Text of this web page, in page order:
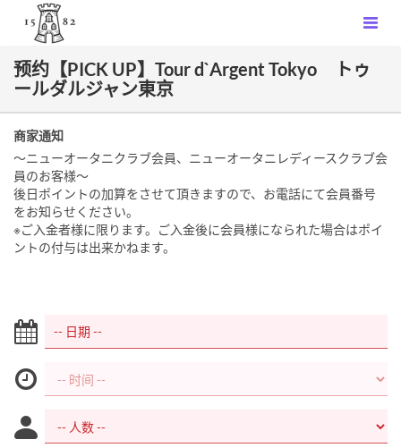
预约【PICK UP】Tour d`Argent Tokyo トゥ
ールダルジャン東京
商家通知
～ニューオータニクラブ会員、ニューオータニレディースクラブ会
員のお客様～
後日ポイントの加算をさせて頂きますので、お電話にて会員番号
をお知らせください。
※ご入金者様に限ります。ご入金後に会員様になられた場合はポイ
ントの付与は出来かねます。